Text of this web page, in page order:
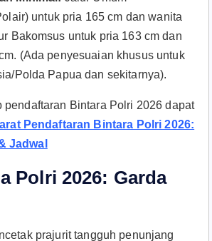
untuk pria 165 cm dan wanita
Bakomsus untuk pria 163 cm dan
(Ada penyesuaian khusus untuk
Polda Papua dan sekitarnya).
pendaftaran Bintara Polri 2026 dapat
Pendaftaran Bintara Polri 2026:
Jadwal
Polri 2026: Garda
prajurit tangguh penunjang